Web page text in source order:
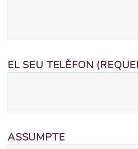
EL SEU TELÈFON
ASSUMPTE